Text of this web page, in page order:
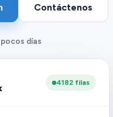
Contáctenos
días
4182 filas